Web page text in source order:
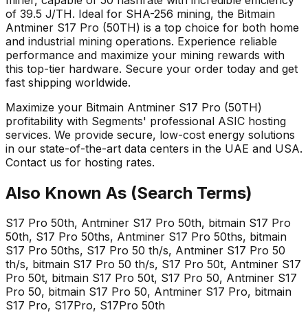
of 39.5 J/TH. Ideal for SHA-256 mining, the Bitmain
Antminer S17 Pro (50TH) is a top choice for both home
and industrial mining operations. Experience reliable
performance and maximize your mining rewards with
this top-tier hardware. Secure your order today and get
fast shipping worldwide.
Maximize your Bitmain Antminer S17 Pro (50TH)
profitability with Segments' professional ASIC hosting
services. We provide secure, low-cost energy solutions
in our state-of-the-art data centers in the UAE and USA.
Contact us for hosting rates.
Also Known As (Search Terms)
S17 Pro 50th, Antminer S17 Pro 50th, bitmain S17 Pro
50th, S17 Pro 50ths, Antminer S17 Pro 50ths, bitmain
S17 Pro 50ths, S17 Pro 50 th/s, Antminer S17 Pro 50
th/s, bitmain S17 Pro 50 th/s, S17 Pro 50t, Antminer S17
Pro 50t, bitmain S17 Pro 50t, S17 Pro 50, Antminer S17
Pro 50, bitmain S17 Pro 50, Antminer S17 Pro, bitmain
S17 Pro, S17Pro, S17Pro 50th